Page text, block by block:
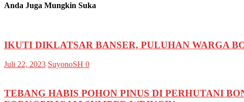
Anda Juga Mungkin Suka
IKUTI DIKLATSAR BANSER, PULUHAN WARGA
Juli 22, 2023 SuyonoSH 0
TEBANG HABIS POHON PINUS DI PERHUTANI